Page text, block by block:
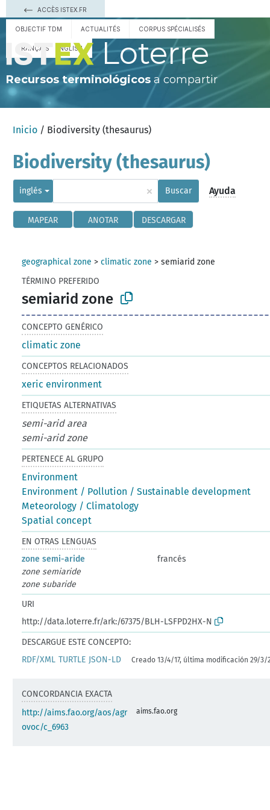
ACCÈS ISTEX.FR
OBJECTIF TDM ACTUALITÉS CORPUS SPÉCIALISÉS
FRANÇAIS ENGLISH Loterre
Recursos terminológicos a compartir
Inicio / Biodiversity (thesaurus)
Biodiversity (thesaurus)
inglés × Buscar Ayuda
MAPEAR ANOTAR DESCARGAR
geographical zone >climatic zone >semiarid zone
TÉRMINO PREFERIDO
semiarid zone
CONCEPTO GENÉRICO
climatic zone
CONCEPTOS RELACIONADOS
xeric environment
ETIQUETAS ALTERNATIVAS
semi-arid area
semi-arid zone
PERTENECE AL GRUPO
Environment
Environment / Pollution / Sustainable development
Meteorology / Climatology
Spatial concept
EN OTRAS LENGUAS
zone semi-aride
francés
zone semiaride
zone subaride
URI
http://data.loterre.fr/ark:/67375/BLH-LSFPD2HX-N
DESCARGUE ESTE CONCEPTO:
RDF/XML TURTLE JSON-LD Creado 13/4/17, última modificación 29/3/
CONCORDANCIA EXACTA
http://aims.fao.org/aos/agr
ovoc/c_6963
aims.fao.org